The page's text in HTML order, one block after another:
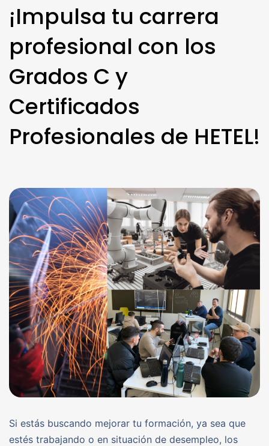
¡Impulsa tu carrera
profesional con los
Grados C y
Certificados
Profesionales de HETEL!
Si estás buscando mejorar tu formación, ya sea que
estés trabajando o en situación de desempleo, los